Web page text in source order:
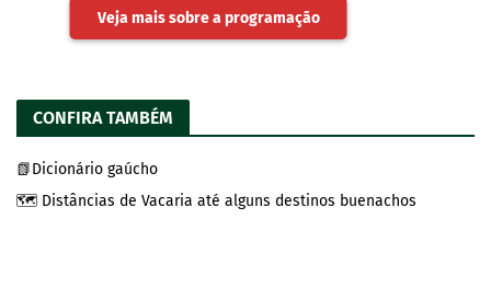
Veja mais sobre a programação
CONFIRA TAMBÉM
📗Dicionário gaúcho
🗺️ Distâncias de Vacaria até alguns destinos buenachos